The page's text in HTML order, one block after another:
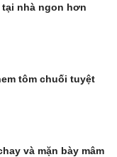
tại nhà ngon hơn
tôm chuối tuyệt
và mặn bày mâm